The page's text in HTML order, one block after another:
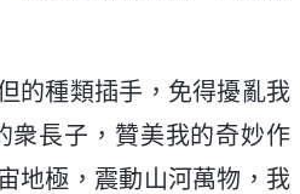
的種類插手，免得擾亂我
衆長子，贊美我的奇妙作
地極，震動山河萬物，我